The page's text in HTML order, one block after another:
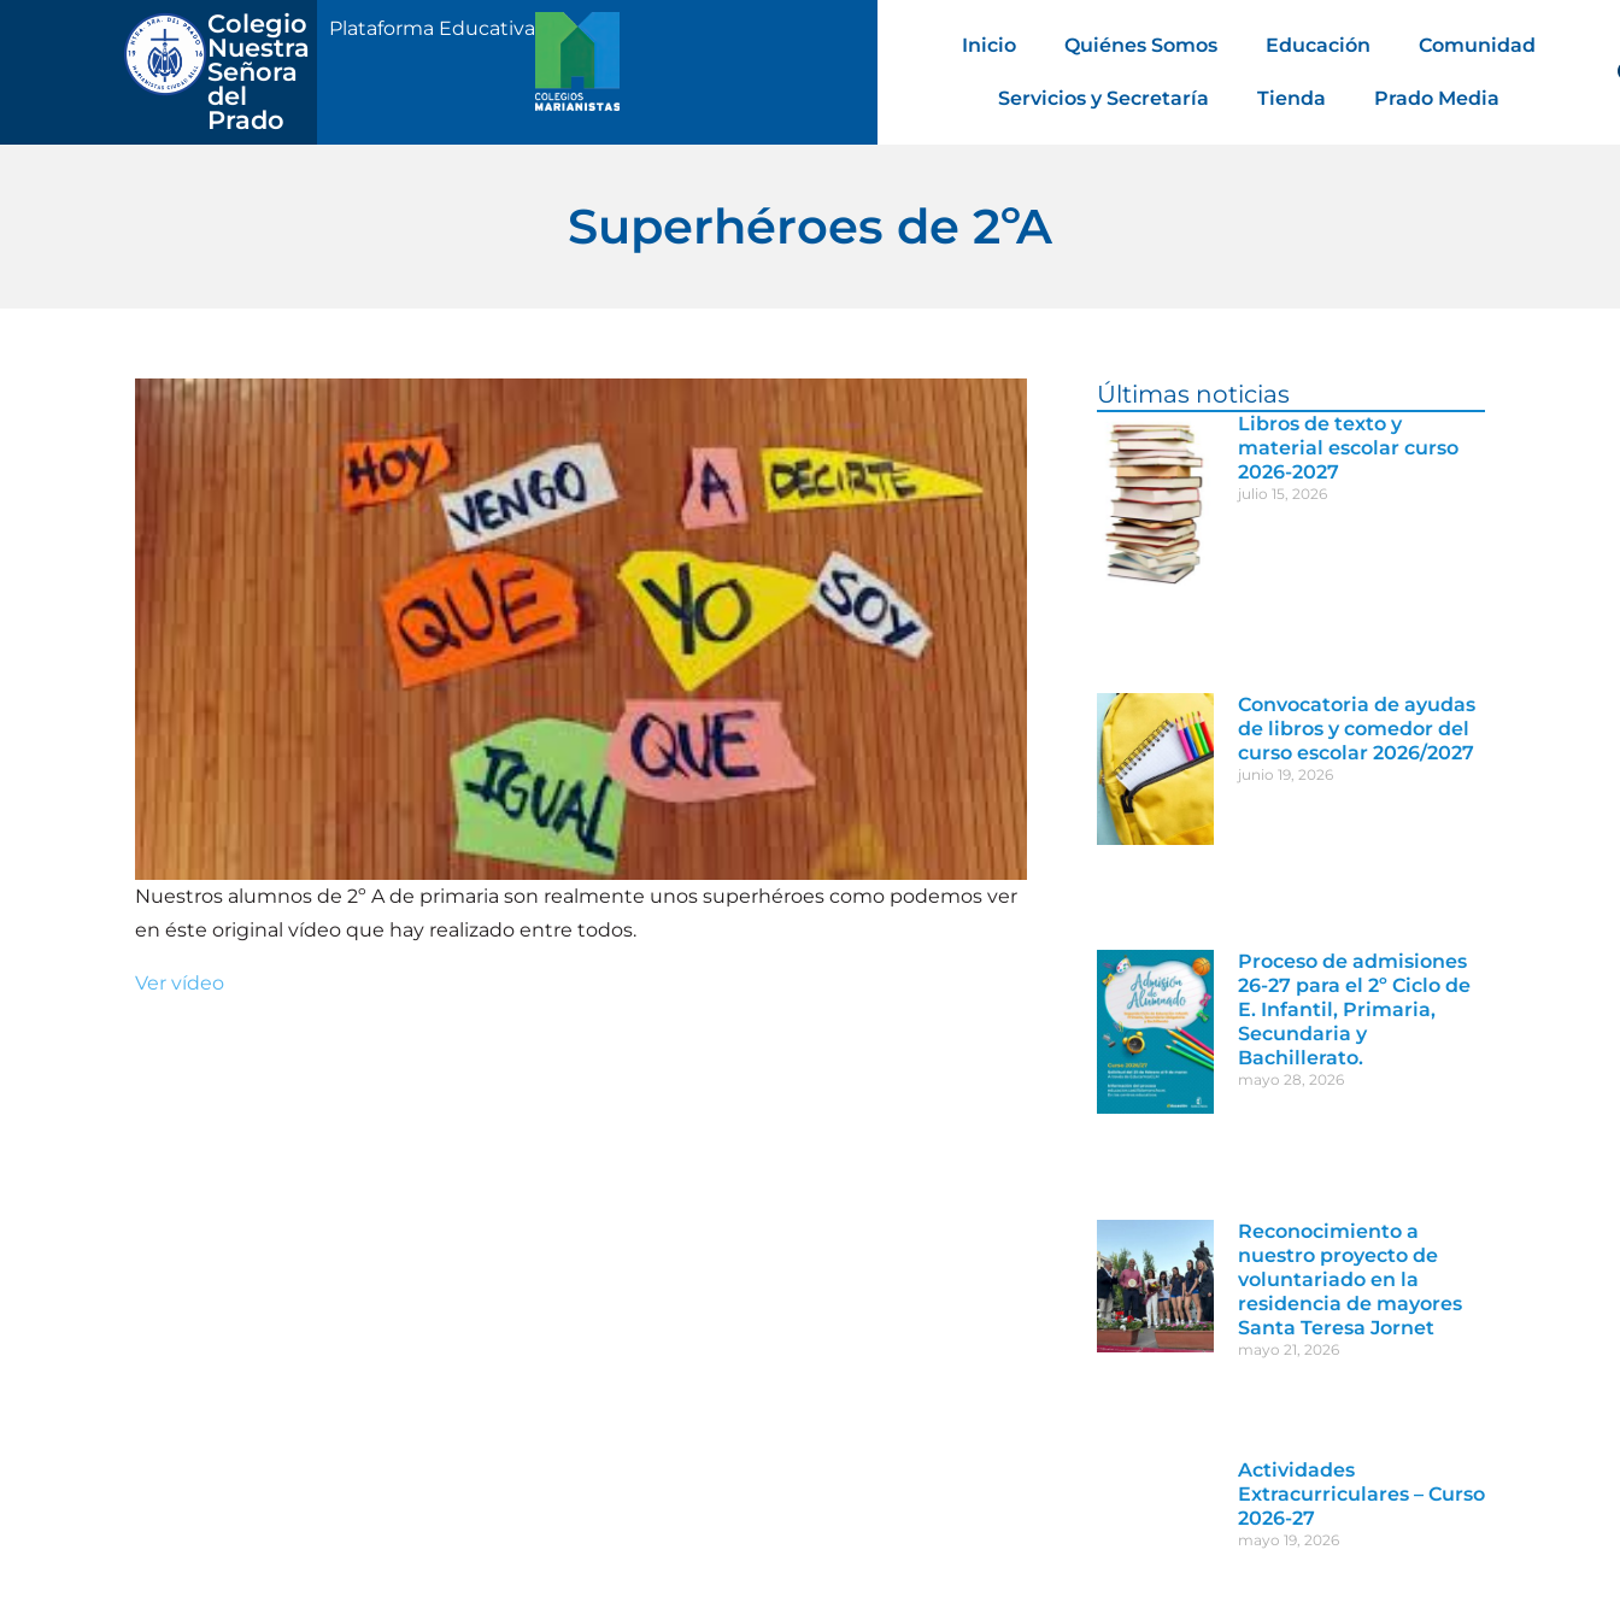
Colegio
Nuestra
Señora
del
Prado
Plataforma Educativa
Inicio Quiénes Somos Educación Comunidad
Servicios y Secretaría Tienda Prado Media
Superhéroes de 2ºA
Nuestros alumnos de 2º A de primaria son realmente unos superhéroes como podemos ver
en éste original vídeo que hay realizado entre todos.
Ver vídeo
Últimas noticias
Libros de texto y
material escolar curso
2026-2027
julio 15, 2026
Convocatoria de ayudas
de libros y comedor del
curso escolar 2026/2027
junio 19, 2026
Proceso de admisiones
26-27 para el 2º Ciclo de
E. Infantil, Primaria,
Secundaria y
Bachillerato.
mayo 28, 2026
Reconocimiento a
nuestro proyecto de
voluntariado en la
residencia de mayores
Santa Teresa Jornet
mayo 21, 2026
Actividades
Extracurriculares – Curso
2026-27
mayo 19, 2026